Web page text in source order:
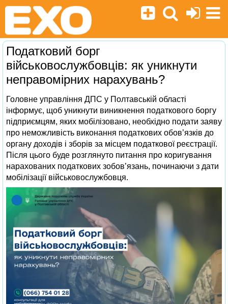
Податковий борг
військовослужбовців: як уникнути
неправомірних нарахувань?
Головне управління ДПС у Полтавській області
інформує, щоб уникнути виникнення податкового боргу
підприємцям, яких мобілізовано, необхідно подати заяву
про неможливість виконання податкових обов’язків до
органу доходів і зборів за місцем податкової реєстрації.
Після цього буде розглянуто питання про коригування
нарахованих податкових зобов’язань, починаючи з дати
мобілізації військовослужбовця.